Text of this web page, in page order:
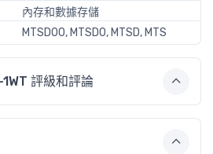
內存和數據存儲
MTSD00, MTSD0, MTSD, MTS
評級和評論